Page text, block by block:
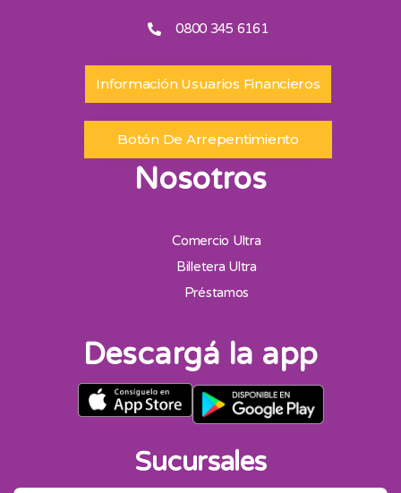
0800 345 6161
Información Usuarios Financieros
Botón De Arrepentimiento
Nosotros
Comercio Ultra
Billetera Ultra
Préstamos
Descargá la app
Sucursales